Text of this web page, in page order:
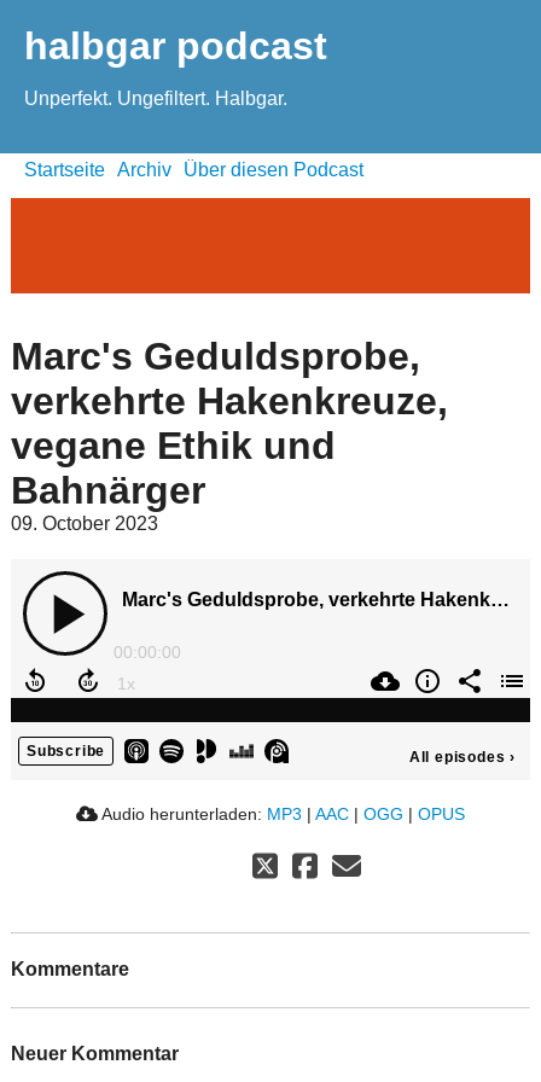
halbgar podcast
Unperfekt. Ungefiltert. Halbgar.
Startseite Archiv Über diesen Podcast
Marc's Geduldsprobe,
verkehrte Hakenkreuze,
vegane Ethik und
Bahnärger
09. October 2023
Marc's Geduldsprobe, verkehrte Hakenkreuze, vegane Ethik und Bahnärger
00:00:00
Subscribe All episodes ›
Audio herunterladen: MP3 | AAC | OGG | OPUS
Kommentare
Neuer Kommentar